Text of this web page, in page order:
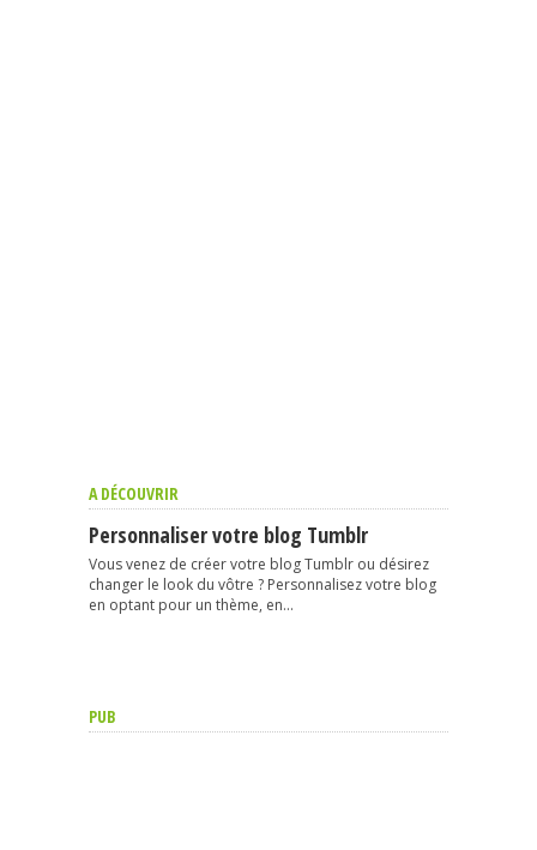
A DÉCOUVRIR
Personnaliser votre blog Tumblr
Vous venez de créer votre blog Tumblr ou désirez
changer le look du vôtre ? Personnalisez votre blog
en optant pour un thème, en...
PUB